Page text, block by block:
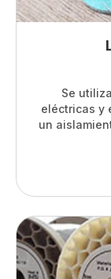
Se
eléctricas y
un